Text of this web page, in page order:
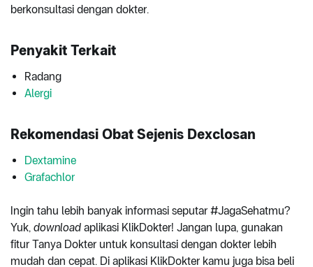
berkonsultasi dengan dokter.
Penyakit Terkait
Radang
Alergi
Rekomendasi Obat Sejenis Dexclosan
Dextamine
Grafachlor
Ingin tahu lebih banyak informasi seputar #JagaSehatmu?
Yuk, download aplikasi KlikDokter! Jangan lupa, gunakan
fitur Tanya Dokter untuk konsultasi dengan dokter lebih
mudah dan cepat. Di aplikasi KlikDokter kamu juga bisa beli